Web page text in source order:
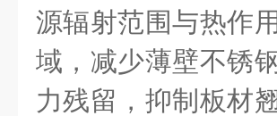
源辐射范围与热作
域，减少薄壁不锈
力残留，抑制板材